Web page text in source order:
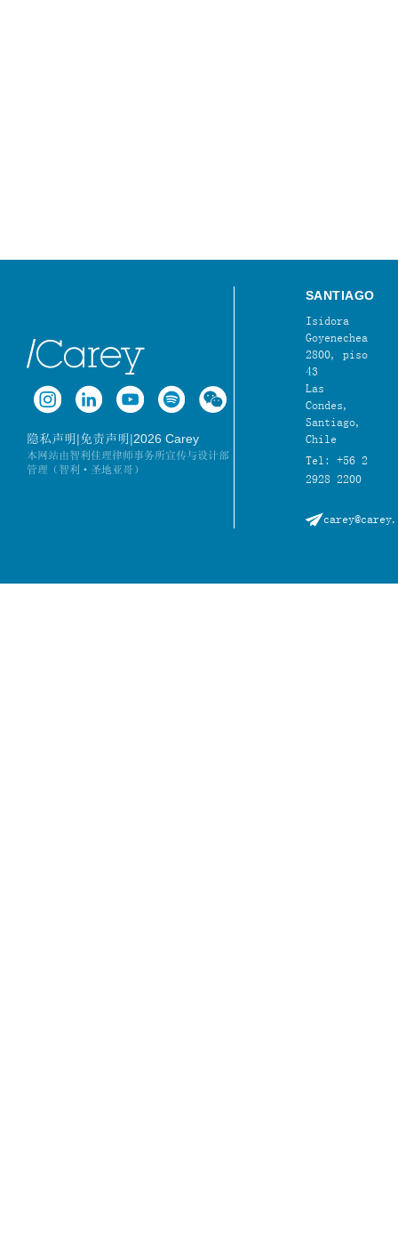
隐私声明|免责声明|2026 Carey
本网站由智利佳理律师事务所宣传与设计部
管理（智利·圣地亚哥）
SANTIAGO
Isidora
Goyenechea
2800, piso
43
Las
Condes,
Santiago,
Chile
Tel: +56 2
2928 2200